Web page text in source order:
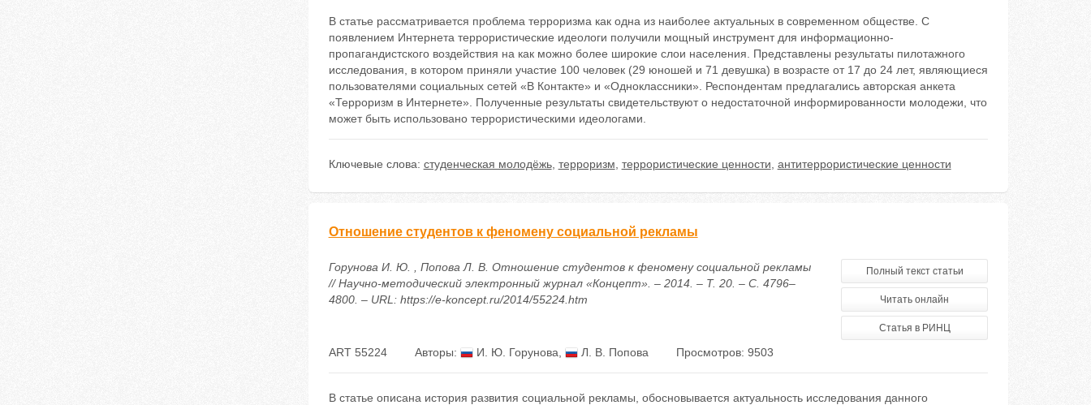
В статье рассматривается проблема терроризма как одна из наиболее актуальных в современном обществе. С
появлением Интернета террористические идеологи получили мощный инструмент для информационно-
пропагандистского воздействия на как можно более широкие слои населения. Представлены результаты пилотажного
исследования, в котором приняли участие 100 человек (29 юношей и 71 девушка) в возрасте от 17 до 24 лет, являющиеся
пользователями социальных сетей «В Контакте» и «Одноклассники». Респондентам предлагались авторская анкета
«Терроризм в Интернете». Полученные результаты свидетельствуют о недостаточной информированности молодежи, что
может быть использовано террористическими идеологами.
Ключевые слова: студенческая молодёжь, терроризм террористические ценности антитеррористические ценности
Отношение студентов к феномену социальной рекламы
Горунова И. Ю. , Попова Л. В. Отношение студентов к феномену социальной рекламы
// Научно-методический электронный журнал «Концепт». – 2014. – Т. 20. – С. 4796–
4800. – URL: https://e-koncept.ru/2014/55224.htm
Полный текст статьи
Читать онлайн
Статья в РИНЦ
ART 55224 Авторы: И. Ю. Горунова Л. В. Попова Просмотров: 9503
В статье описана история развития социальной рекламы, обосновывается актуальность исследования данного